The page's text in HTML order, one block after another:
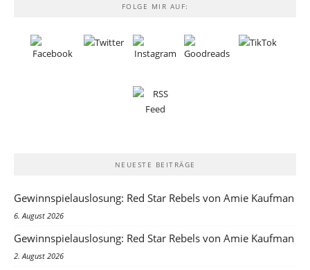
FOLGE MIR AUF:
NEUESTE BEITRÄGE
Gewinnspielauslosung: Red Star Rebels von Amie Kaufman
6. August 2026
Gewinnspielauslosung: Red Star Rebels von Amie Kaufman
2. August 2026